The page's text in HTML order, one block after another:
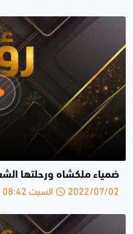
ضمياء ملكشاه ورحلتها
2022/07/02 السبت 08:42 ص